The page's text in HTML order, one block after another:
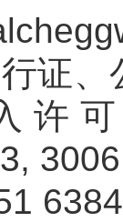
行证
许
6384